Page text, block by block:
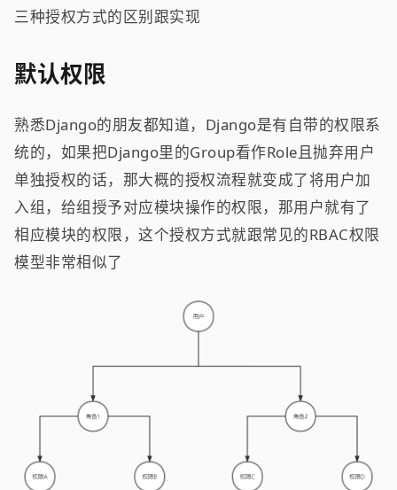
三种授权方式的区别跟实现
默认权限
熟悉Django的朋友都知道，Django是有自带的权限系
统的，如果把Django里的Group看作Role且抛弃用户
单独授权的话，那大概的授权流程就变成了将用户加
入组，给组授予对应模块操作的权限，那用户就有了
相应模块的权限，这个授权方式就跟常见的RBAC权限
模型非常相似了